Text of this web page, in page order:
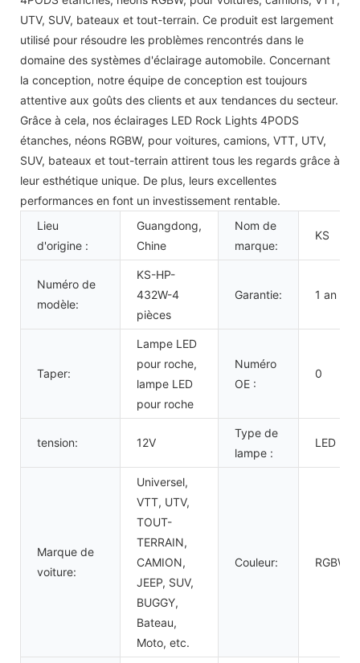
UTV, SUV, bateaux et tout-terrain. Ce produit est largement
utilisé pour résoudre les problèmes rencontrés dans le
domaine des systèmes d'éclairage automobile. Concernant
la conception, notre équipe de conception est toujours
attentive aux goûts des clients et aux tendances du secteur.
Grâce à cela, nos éclairages LED Rock Lights 4PODS
étanches, néons RGBW, pour voitures, camions, VTT, UTV,
SUV, bateaux et tout-terrain attirent tous les regards grâce à
leur esthétique unique. De plus, leurs excellentes
performances en font un investissement rentable.
Lieu
d'origine :
Guangdong,
Chine
Nom de
marque:
KS
Numéro de
modèle:
KS-HP-
432W-4
pièces
Garantie: 1 an
Taper:
Lampe LED
pour roche,
lampe LED
pour roche
Numéro
OE :
0
tension: 12V
Type de
lampe :
LED
Marque de
voiture:
Universel,
VTT, UTV,
TOUT-
TERRAIN,
CAMION,
JEEP, SUV,
BUGGY,
Bateau,
Moto, etc.
Couleur: RGBW